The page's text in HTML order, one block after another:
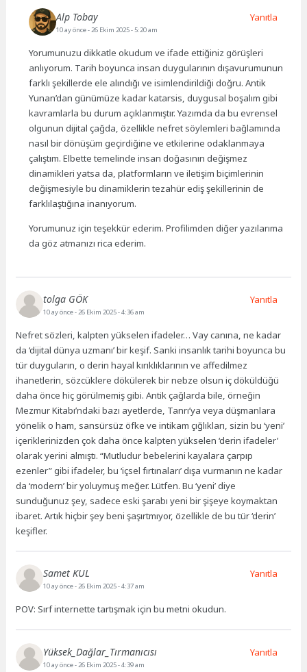
Alp Tobay
10 ay önce- 26 Ekim 2025 - 5:20 am
Yorumunuzu dikkatle okudum ve ifade ettiğiniz görüşleri
anlıyorum. Tarih boyunca insan duygularının dışavurumunun
farklı şekillerde ele alındığı ve isimlendirildiği doğru. Antik
Yunan’dan günümüze kadar katarsis, duygusal boşalım gibi
kavramlarla bu durum açıklanmıştır. Yazımda da bu evrensel
olgunun dijital çağda, özellikle nefret söylemleri bağlamında
nasıl bir dönüşüm geçirdiğine ve etkilerine odaklanmaya
çalıştım. Elbette temelinde insan doğasının değişmez
dinamikleri yatsa da, platformların ve iletişim biçimlerinin
değişmesiyle bu dinamiklerin tezahür ediş şekillerinin de
farklılaştığına inanıyorum.
Yorumunuz için teşekkür ederim. Profilimden diğer yazılarıma
da göz atmanızı rica ederim.
Yanıtla
tolga GÖK
10 ay önce- 26 Ekim 2025 - 4:36 am
Nefret sözleri, kalpten yükselen ifadeler… Vay canına, ne kadar
da ‘dijital dünya uzmanı’ bir keşif. Sanki insanlık tarihi boyunca bu
tür duyguların, o derin hayal kırıklıklarının ve affedilmez
ihanetlerin, sözcüklere dökülerek bir nebze olsun iç döküldüğü
daha önce hiç görülmemiş gibi. Antik çağlarda bile, örneğin
Mezmur Kitabı’ndaki bazı ayetlerde, Tanrı’ya veya düşmanlara
yönelik o ham, sansürsüz öfke ve intikam çığlıkları, sizin bu ‘yeni’
içeriklerinizden çok daha önce kalpten yükselen ‘derin ifadeler’
olarak yerini almıştı. “Mutludur bebelerini kayalara çarpıp
ezenler” gibi ifadeler, bu ‘içsel fırtınaları’ dışa vurmanın ne kadar
da ‘modern’ bir yoluymuş meğer. Lütfen. Bu ‘yeni’ diye
sunduğunuz şey, sadece eski şarabı yeni bir şişeye koymaktan
ibaret. Artık hiçbir şey beni şaşırtmıyor, özellikle de bu tür ‘derin’
keşifler.
Yanıtla
Samet KUL
10 ay önce- 26 Ekim 2025 - 4:37 am
POV: Sırf internette tartışmak için bu metni okudun.
Yanıtla
Yüksek_Dağlar_Tırmanıcısı
10 ay önce- 26 Ekim 2025 - 4:39 am
Yanıtla